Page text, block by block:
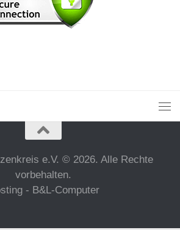
e.V. © 2026. Alle Rechte
vorbehalten.
- B&L-Computer